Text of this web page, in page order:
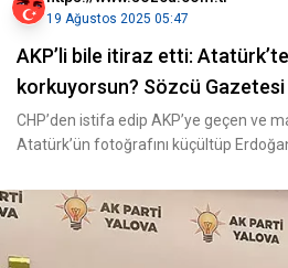
19 Ağustos 2025 05:47
AKP’li bile itiraz etti:
korkuyorsun? Sözcü Gazetesi
CHP’den istifa edip AKP’ye geçen ve
Atatürk’ün fotoğrafını küçültüp